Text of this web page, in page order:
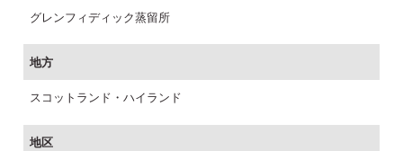
グレンフィディック蒸留所
地方
スコットランド・ハイランド
地区